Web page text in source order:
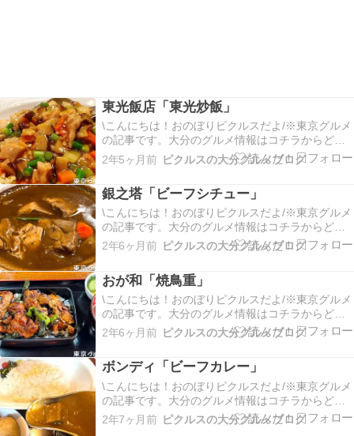
東光飯店「東光炒飯」
\こんにちは！おのぼりピクルスだよ/※東京グルメ
の記事です。大分のグルメ情報はコチラからどう
ぞ​今回は横浜中華街にある、とってもおいしいチ
ャーハンのお店に行ってきたよ。横浜中華街と言
食べたい人は参考にしてほしいなぁ。紹介するの
は「東光飯…
2年5ヶ月前 ピクルスの大分グルメブログ
銀之塔「ビーフシチュー」
\こんにちは！おのぼりピクルスだよ/※東京グルメ
の記事です。大分のグルメ情報はコチラからどう
ぞ今回は東銀座にある老舗シチュー屋「銀之塔」
に行ってきたよ。場所は都営浅草線の東銀座駅A7
いけど、シチュー専門店まであるなんてびっくり
だよ。「…
2年6ヶ月前 ピクルスの大分グルメブログ
おが和「焼鳥重」
\こんにちは！おのぼりピクルスだよ/※東京グルメ
の記事です。大分のグルメ情報はコチラからどう
ぞ今回は中央区人形町にある焼き鳥屋「おが和」
さんに行ってきたよ！お目当てはランチの焼鳥重
時25分で、平日の10時40分頃に着いて一番乗りだ
った…
2年6ヶ月前 ピクルスの大分グルメブログ
ボンディ「ビーフカレー」
\こんにちは！おのぼりピクルスだよ/※東京グルメ
の記事です。大分のグルメ情報はコチラからどう
ぞ今回は神保町にある欧風カレー専門店「ボンデ
ィ 神保町本店」さんに行ってきたよ。神保町はカ
2年7ヶ月前 ピクルスの大分グルメブログ